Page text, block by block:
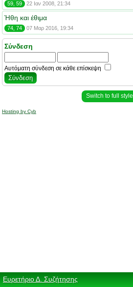
59, 59 22 Ιαν 2008, 21:34
Ήθη και έθιμα
74, 74 07 Μαρ 2016, 19:34
Σύνδεση
Αυτόματη σύνδεση σε κάθε επίσκεψη
Switch to full style
Hosting by Cyb
Ευρετήριο Δ. Συζήτησης